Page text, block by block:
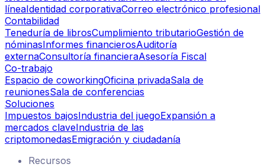
líneaIdentidad corporativaCorreo electrónico profesional
Contabilidad
Teneduría de librosCumplimiento tributarioGestión de
nóminasInformes financierosAuditoría
externaConsultoría financieraAsesoría Fiscal
Co-trabajo
Espacio de coworkingOficina privadaSala de
reunionesSala de conferencias
Soluciones
Impuestos bajosIndustria del juegoExpansión a
mercados claveIndustria de las
criptomonedasEmigración y ciudadanía
Recursos